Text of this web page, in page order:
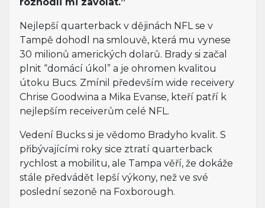
Nejlepší quarterback v dějinách NFL se v
Tampě dohodl na smlouvě, která mu vynese
30 milionů amerických dolarů. Brady si začal
plnit “domácí úkol” a je ohromen kvalitou
útoku Bucs. Zmínil především wide receivery
Chrise Goodwina a Mika Evanse, kteří patří k
nejlepším receiverům celé NFL.
Vedení Bucks si je vědomo Bradyho kvalit. S
přibývajícími roky sice ztratí quarterback
rychlost a mobilitu, ale Tampa věří, že dokáže
stále předvádět lepší výkony, než ve své
poslední sezoně na Foxborough.